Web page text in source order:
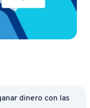
dinero con las